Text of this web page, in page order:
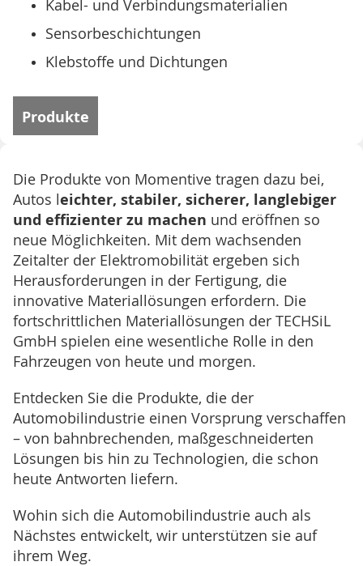
Kabel- und Verbindungsmaterialien
Sensorbeschichtungen
Klebstoffe und Dichtungen
Produkte
Die Produkte von Momentive tragen dazu bei,
Autos leichter, stabiler, sicherer, langlebiger
und effizienter zu machen und eröffnen so
neue Möglichkeiten. Mit dem wachsenden
Zeitalter der Elektromobilität ergeben sich
Herausforderungen in der Fertigung, die
innovative Materiallösungen erfordern. Die
fortschrittlichen Materiallösungen der TECHSiL
GmbH spielen eine wesentliche Rolle in den
Fahrzeugen von heute und morgen.
Entdecken Sie die Produkte, die der
Automobilindustrie einen Vorsprung verschaffen
– von bahnbrechenden, maßgeschneiderten
Lösungen bis hin zu Technologien, die schon
heute Antworten liefern.
Wohin sich die Automobilindustrie auch als
Nächstes entwickelt, wir unterstützen sie auf
ihrem Weg.